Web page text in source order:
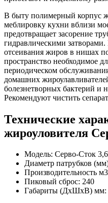
В быту полимерный корпус
меблировку кухни вблизи
предотвращает засорение
гидравлическими
отсеивания жиров в нишах
пространство необходимое
периодическом
домашних
болезнетворных бактерий и
Рекомендуют чистить
Технические
жироуловителя
Модель: Серво-Сток
Диаметр патрубков
Производительность
Пиковый сброс: 240
Габариты (ДхШхВ) мм: